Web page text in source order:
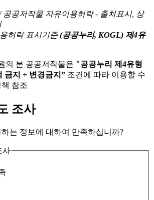
허락 표시기준 (공공누리, KOGL) 제4유
의 본 공공저작물은 "공공누리 제4유형
금지 + 변경금지” 조건에 따라 이용할 수
참조
조사
는 정보에 대하여 만족하십니까?
사